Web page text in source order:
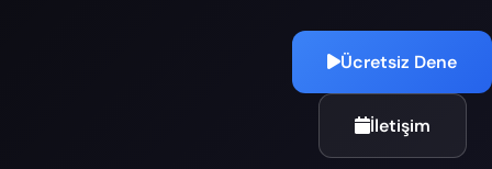
Ücretsiz Dene
İletişim